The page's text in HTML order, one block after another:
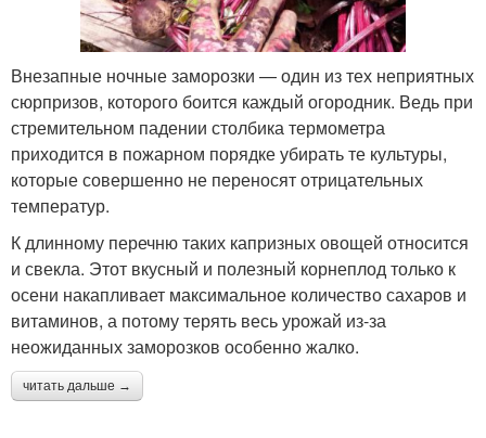
Внезапные ночные заморозки — один из тех неприятных
сюрпризов, которого боится каждый огородник. Ведь при
стремительном падении столбика термометра
приходится в пожарном порядке убирать те культуры,
которые совершенно не переносят отрицательных
температур.
К длинному перечню таких капризных овощей относится
и свекла. Этот вкусный и полезный корнеплод только к
осени накапливает максимальное количество сахаров и
витаминов, а потому терять весь урожай из-за
неожиданных заморозков особенно жалко.
читать дальше →